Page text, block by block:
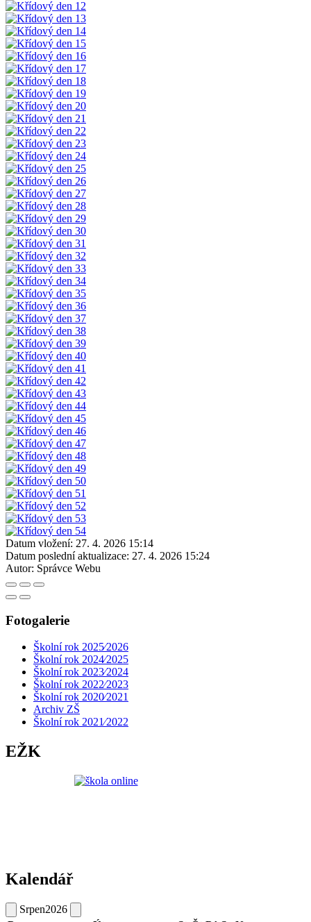
Datum vložení: 27. 4. 2026 15:14
Datum poslední aktualizace: 27. 4. 2026 15:24
Autor: Správce Webu
Fotogalerie
Školní rok 2025⁄2026
Školní rok 2024⁄2025
Školní rok 2023⁄2024
Školní rok 2022⁄2023
Školní rok 2020⁄2021
Archiv ZŠ
Školní rok 2021⁄2022
EŽK
Kalendář
Srpen2026